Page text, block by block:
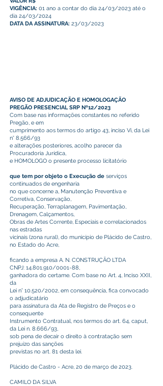
VIGÊNCIA: 01 ano a contar do dia 24/03/2023 até o
dia 24/03/2024
DATA DA ASSINATURA: 23/03/2023
AVISO DE ADJUDICAÇÃO E HOMOLOGAÇÃO
PREGÃO PRESENCIAL SRP Nº12/2023
Com base nas informações constantes no referido
Pregão, e em
cumprimento aos termos do artigo 43, inciso Vi, da Lei
n° 8.566/93
e alterações posteriores, acolho parecer da
Procuradoria Jurídica,
e HOMOLOGO o presente processo licitatório
que tem por objeto o Execução de serviços
continuados de engenharia
no que concerne a, Manutenção Preventiva e
Corretiva, Conservação,
Recuperação, Terraplanagem, Pavimentação,
Drenagem, Calçamentos,
Obras de Artes Corrente, Especiais e correlacionados
nas estradas
vicinais (zona rural), do município de Plácido de Castro,
no Estado do Acre,
ficando a empresa A. N. CONSTRUÇÃO LTDA
CNPJ: 14.801.910/0001-88,
ganhadora do certame. Com base no Art. 4, Inciso XXII,
da
Lei n° 10.520/2002, em consequência, fica convocado
o adjudicatário
para assinatura da Ata de Registro de Preços e o
consequente
Instrumento Contratual, nos termos do art. 64, caput,
da Lei n. 8.666/93,
sob pena de decair o direito à contratação sem
prejuízo das sanções
previstas no art. 81 desta lei.
Plácido de Castro - Acre, 20 de março de 2023.
CAMILO DA SILVA